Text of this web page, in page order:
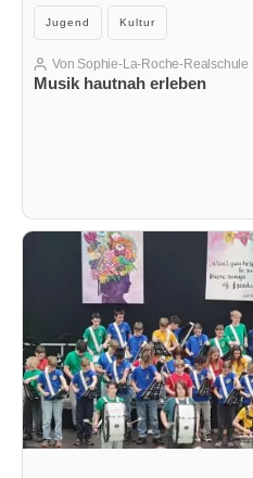
Kategorien
Jugend Kultur
Musik hautnah erleben
Beitragsautor
Von Sophie-La-Roche-Realschule